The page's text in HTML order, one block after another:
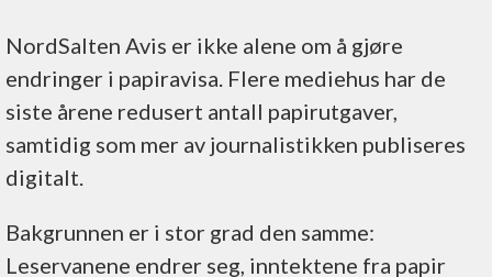
NordSalten Avis er ikke alene om å gjøre
endringer i papiravisa. Flere mediehus har de
siste årene redusert antall papirutgaver,
samtidig som mer av journalistikken publiseres
digitalt.
Bakgrunnen er i stor grad den samme:
Leservanene endrer seg, inntektene fra papir